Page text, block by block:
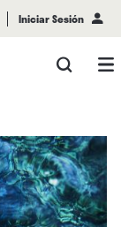
Iniciar Sesión